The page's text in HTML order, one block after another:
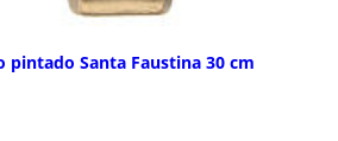
pintado Santa Faustina 30 cm